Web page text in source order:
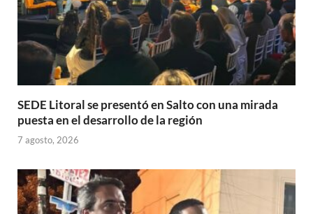
SEDE Litoral se presentó en Salto con una mirada
puesta en el desarrollo de la región
7 agosto, 2026